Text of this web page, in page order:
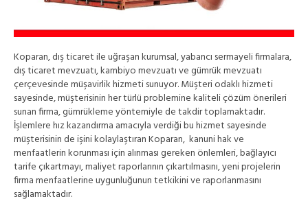
Koparan, dış ticaret ile uğraşan kurumsal, yabancı sermayeli firmalara,
dış ticaret mevzuatı, kambiyo mevzuatı ve gümrük mevzuatı
çerçevesinde müşavirlik hizmeti sunuyor. Müşteri odaklı hizmeti
sayesinde, müşterisinin her türlü problemine kaliteli çözüm önerileri
sunan firma, gümrükleme yöntemiyle de takdir toplamaktadır.
İşlemlere hız kazandırma amacıyla verdiği bu hizmet sayesinde
müşterisinin de işini kolaylaştıran Koparan, kanuni hak ve
menfaatlerin korunması için alınması gereken önlemleri, bağlayıcı
tarife çıkartmayı, maliyet raporlarının çıkartılmasını, yeni projelerin
firma menfaatlerine uygunluğunun tetkikini ve raporlanmasını
sağlamaktadır.